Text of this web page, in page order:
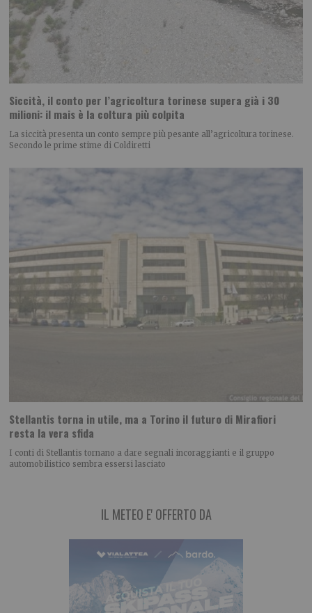
Siccità, il conto per l’agricoltura torinese supera già i 30
milioni: il mais è la coltura più colpita
La siccità presenta un conto sempre più pesante all’agricoltura torinese.
Secondo le prime stime di Coldiretti
Stellantis torna in utile, ma a Torino il futuro di Mirafiori
resta la vera sfida
I conti di Stellantis tornano a dare segnali incoraggianti e il gruppo
automobilistico sembra essersi lasciato
IL METEO E' OFFERTO DA